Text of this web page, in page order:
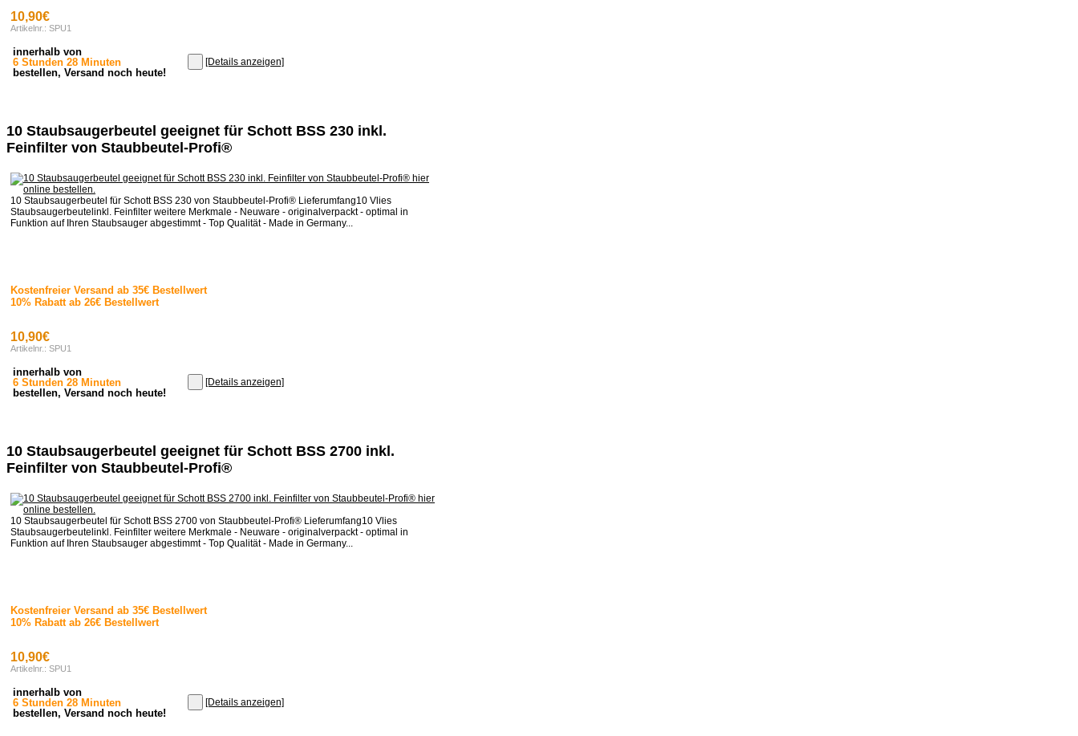
10,90€
Artikelnr.: SPU1
innerhalb von
6 Stunden 28 Minuten
bestellen, Versand noch heute!
[Details anzeigen]
10 Staubsaugerbeutel geeignet für Schott BSS 230 inkl.
Feinfilter von Staubbeutel-Profi®
10 Staubsaugerbeutel für Schott BSS 230 von Staubbeutel-Profi® Lieferumfang10 Vlies
Staubsaugerbeutelinkl. Feinfilter weitere Merkmale - Neuware - originalverpackt - optimal in
Funktion auf Ihren Staubsauger abgestimmt - Top Qualität - Made in Germany...
Kostenfreier Versand ab 35€ Bestellwert
10% Rabatt ab 26€ Bestellwert
10,90€
Artikelnr.: SPU1
innerhalb von
6 Stunden 28 Minuten
bestellen, Versand noch heute!
[Details anzeigen]
10 Staubsaugerbeutel geeignet für Schott BSS 2700 inkl.
Feinfilter von Staubbeutel-Profi®
10 Staubsaugerbeutel für Schott BSS 2700 von Staubbeutel-Profi® Lieferumfang10 Vlies
Staubsaugerbeutelinkl. Feinfilter weitere Merkmale - Neuware - originalverpackt - optimal in
Funktion auf Ihren Staubsauger abgestimmt - Top Qualität - Made in Germany...
Kostenfreier Versand ab 35€ Bestellwert
10% Rabatt ab 26€ Bestellwert
10,90€
Artikelnr.: SPU1
innerhalb von
6 Stunden 28 Minuten
bestellen, Versand noch heute!
[Details anzeigen]